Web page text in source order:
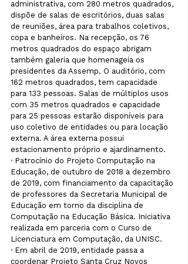
administrativa, com 280 metros quadrados,
dispõe de salas de escritórios, duas salas
de reuniões, área para trabalhos coletivos,
copa e banheiros. Na recepção, os 76
metros quadrados do espaço abrigam
também galeria que homenageia os
presidentes da Assemp. O auditório, com
162 metros quadrados, tem capacidade
para 133 pessoas. Salas de múltiplos usos
com 35 metros quadrados e capacidade
para 25 pessoas estarão disponíveis para
uso coletivo de entidades ou para locação
externa. A área externa possui
estacionamento próprio e ajardinamento.
· Patrocínio do Projeto Computação na
Educação, de outubro de 2018 a dezembro
de 2019, com financiamento da capacitação
de professores da Secretaria Municipal de
Educação em torno da disciplina de
Computação na Educação Básica. Iniciativa
realizada em parceria com o Curso de
Licenciatura em Computação, da UNISC.
· Em abril de 2019, entidade passa a
coordenar Projeto Santa Cruz Novos